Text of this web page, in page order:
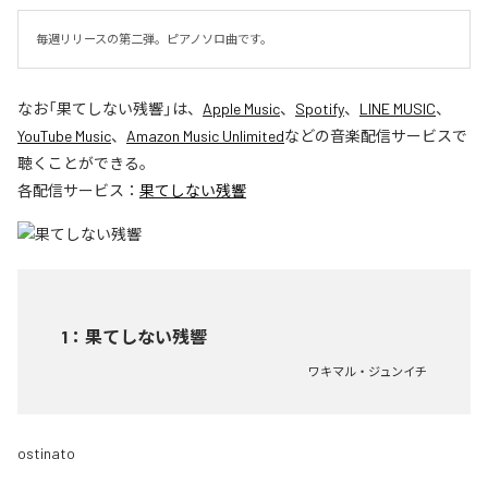
毎週リリースの第二弾。ピアノソロ曲です。
なお「果てしない残響」は、 Apple Music、 Spotify、 LINE MUSIC、
YouTube Music、 Amazon Music Unlimitedなどの音楽配信サービスで
聴くことができる。
各配信サービス： 果てしない残響
1 ： 果てしない残響
ワキマル・ジュンイチ
ostinato